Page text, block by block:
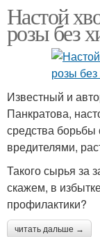
Настой
розы без
Известный и
Панкратова,
средства
вредителями,
Такого сырья за
скажем, в
профилактики?
читать дальше →